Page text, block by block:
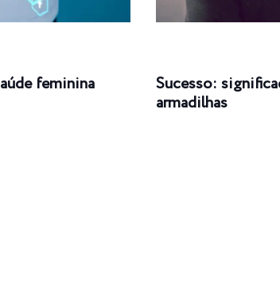
feminina
Sucesso:
armadilhas